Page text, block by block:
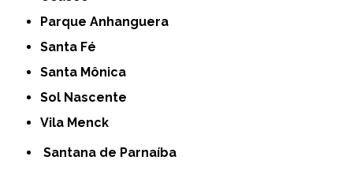
Parque Anhanguera
Santa Fé
Santa Mônica
Sol Nascente
Vila Menck
Santana de Parnaíba